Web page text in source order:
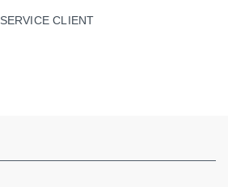
SERVICE CLIENT